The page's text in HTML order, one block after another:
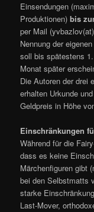
Einsendungen
Produktionen)bis
per Mail
Nennung der
soll bis spätestens
Monat später
Die Autoren der drei
erhalten Urkunde
Geldpreis in Höhe
Einschränkungen
Während für die
dass es keine
Märchenfiguren gibt
bei den Selbstmatts
starke
Last-Mover,